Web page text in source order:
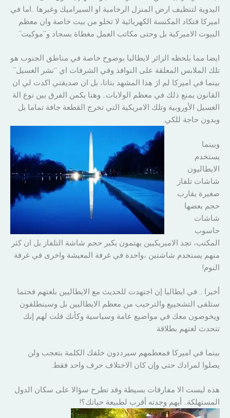
اليدوية لتنظيف ارض المنزل الرخامية او السيراميك وغيرها ..اما في
اميركا فتكاد المكنسة الكهربائية لا تخلو من بيت خاصة وان معظم
البيوت الاميركية بل وحتى مكاتب العمل مغطاة بسجاد و”موكيت”.
ايضا مما يلحظه الزائر لايطاليا بوضوح خاصة في مناطق الجنوب هو
تلك الملابس المعلقة على النوافذ وفي الشرفات اي “نشر الغسيل”
بينما في اميركا لم ارَ هذا المشهد بتاتا، بل ان صديقتي اكدت لي ان
القانون يمنع ذلك في معظم الولايات.. وهنا يكمن الفرق بين نوع الة
الغسيل الأوروبية وتلك الامريكية التي تخرج القطعة جافة تماما بل
وبدون حاجة للكي.
وبينما
يستخدم
الايطاليون
شاشات تلفاز
صغيرة يقارب
حجم بعضها
شاشات
حاسوب
المكتب، تجد الاميريكيين يهتمون بكبر حجم شاشة التلفاز بل ان كثر
منهم يستخدم شاشتين ،واحدة في غرفة المعيشة واخرى في غرفة
النوم!
أخيرا .. في ايطاليا إن اجتهدت للحديث مع الايطاليين بلغتهم فحتما
ستلقى التشجييع والترحيب من معظم الايطاليين بل وسينطلقون
ويخوضون معك في مواضيع عامة وسياسية وكأنك قلت لهم إنك
تتحدث لغتهم بطلاقة
بينما في اميركا فمعظمهم سيرددون خلفك الكلمة بتعجب ولن
يصلوا لمرادك حتى وإن كان الاختلاف حرف واحد فقط.
هذه ليست الا مفارقات بسيطة وقد تطرح سؤالا على سكان الدول
المستهلكة.. أيهم وجدته أقرب لطبيعة حياتك؟!